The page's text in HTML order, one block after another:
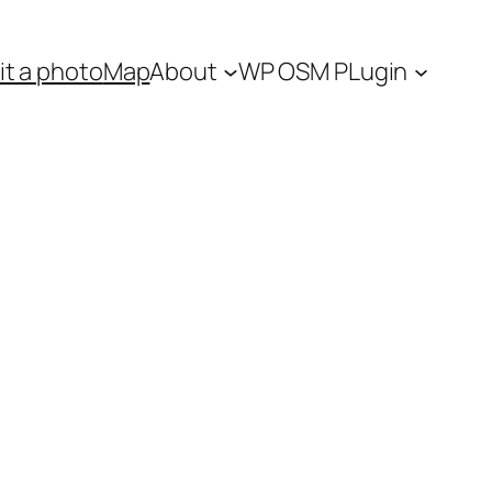
a photoMapAbout WP OSM PLugin